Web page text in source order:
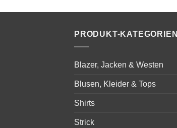
PRODUKT-KATEGORIEN
Blazer, Jacken & Westen
Blusen, Kleider & Tops
Shirts
Strick